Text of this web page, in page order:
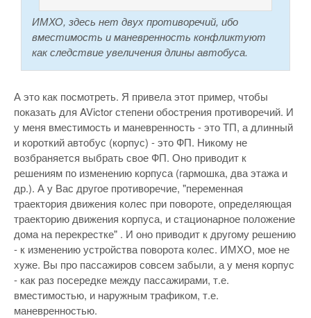
ИМХО, здесь нет двух противоречий, ибо
вместимость и маневренность конфликтуют
как следствие увеличения длины автобуса.
А это как посмотреть. Я привела этот пример, чтобы
показать для AVictor степени обострения противоречий. И
у меня вместимость и маневренность - это ТП, а длинный
и короткий автобус (корпус) - это ФП. Никому не
возбраняется выбрать свое ФП. Оно приводит к
решениям по изменению корпуса (гармошка, два этажа и
др.). А у Вас другое противоречие, "переменная
траектория движения колес при повороте, определяющая
траекторию движения корпуса, и стационарное положение
дома на перекрестке" . И оно приводит к другому решению
- к изменению устройства поворота колес. ИМХО, мое не
хуже. Вы про пассажиров совсем забыли, а у меня корпус
- как раз посередке между пассажирами, т.е.
вместимостью, и наружным трафиком, т.е.
маневренностью.